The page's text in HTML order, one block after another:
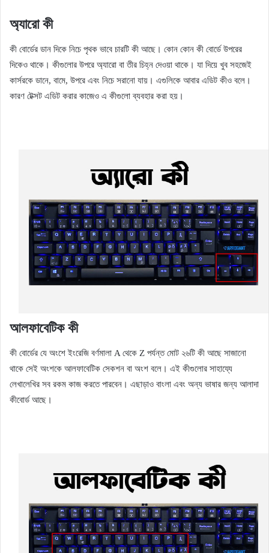
অ্যারো কী
কী বোর্ডের ডান দিকে নিচে পৃথক ভাবে চারটি কী আছে। কোন কোন কী বোর্ডে উপরের
দিকেও থাকে। কীগুলোর উপরে অ্যারো বা তীর চিহ্ন দেওয়া থাকে। যা দিয়ে খুব সহজেই
কার্সরকে ডানে, বামে, উপরে এবং নিচে সরানো যায়। এগুলিকে আবার এডিট কীও বলে।
কারণ টেক্সট এডিট করার কাজেও এ কীগুলো ব্যবহার করা হয়।
আলফাবেটিক কী
কী বোর্ডের যে অংশে ইংরেজি বর্ণমালা A থেকে Z পর্যন্ত মোট ২৬টি কী আছে সাজানো
থাকে সেই অংশকে আলফাবেটিক সেকশন বা অংশ বলে। এই কীগুলোর সাহায্যে
লেখালেখির সব রকম কাজ করতে পারবেন। এছাড়াও বাংলা এবং অন্য ভাষার জন্য আলাদা
কীবোর্ড আছে।